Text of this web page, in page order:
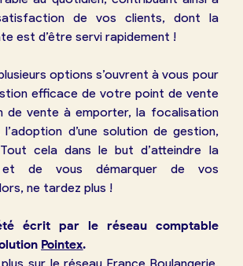
de vos clients, dont la
est d’être servi rapidement !
options s’ouvrent à vous pour
efficace de votre point de vente
de vente à emporter, la focalisation
d’une solution de gestion,
cela dans le but d’atteindre la
et de vous démarquer de vos
ne tardez plus !
écrit par le réseau comptable
Pointex.